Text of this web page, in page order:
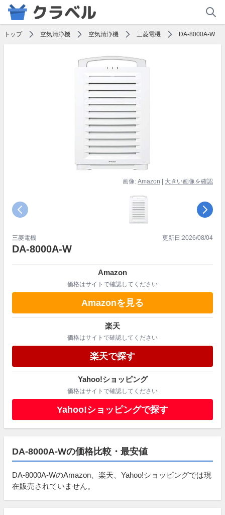
トップ 空気清浄機 空気清浄機 三菱電機 DA-8000A-W
画像: Amazon 大きい画像を確認
三菱電機
DA-8000A-W
更新日:2026/08/04
Amazon
価格はサイトで確認してください
Amazonを見る
楽天
価格はサイトで確認してください
楽天で探す
Yahoo!ショッピング
価格はサイトで確認してください
Yahoo!ショッピングで探す
DA-8000A-Wの価格比較・最安値
DA-8000A-WのAmazon、楽天、Yahoo!ショッピングでは現
在販売されていません。